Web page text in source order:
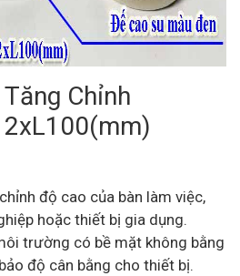
Tăng Chỉnh
độ cao của bàn làm việc,
hoặc thiết bị gia dụng.
trường có bề mặt không bằng
độ cân bằng cho thiết bị.